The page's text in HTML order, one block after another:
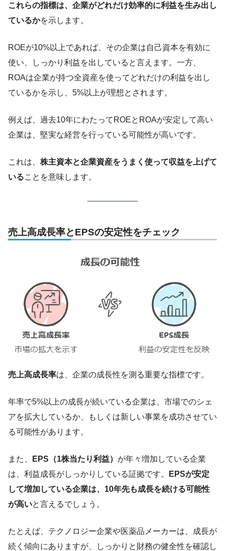
これらの指標は、企業がどれだけ効率的に利益を生み出し
ているかを示します。
ROEが10%以上であれば、その企業は自己資本を有効に
使い、しっかり利益を出していると言えます。一方、
ROAは企業が持つ全資産を使ってどれだけの利益を出し
ているかを示し、5%以上が理想とされます。
例えば、過去10年にわたってROEとROAが安定して高い
企業は、堅実な経営を行っている可能性が高いです。
これは、 株主資本と企業資産をうまく使って収益を上げて
いることを意味します。
売上高成長率とEPSの安定性をチェック
売上高成長率は、企業の成長性を測る重要な指標です。
年率で5%以上の成長が続いている企業は、市場でのシェ
アを拡大しているか、もしくは新しい事業を成功させてい
る可能性があります。
また、 EPS（1株当たり利益） が年々増加している企業
は、利益成長がしっかりしている証拠です。
EPSが安定
して増加している企業は、10年先も成長を続ける可能性
が高いと言えるでしょう。
たとえば、テクノロジー企業や医薬品メーカーは、成長が
続く傾向にありますが、しっかりと財務の健全性を確認し